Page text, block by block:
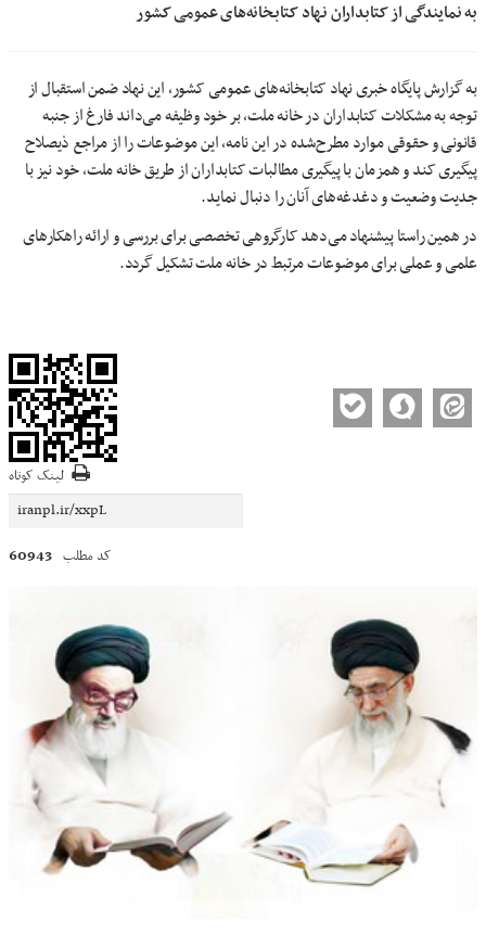
به نمایندگی از کتابداران نهاد کتابخانه‌های عمومی کشور
به گزارش پایگاه خبری نهاد کتابخانه‌های عمومی کشور، این نهاد ضمن استقبال از
توجه به مشکلات کتابداران در خانه ملت، بر خود وظیفه می‌داند فارغ از جنبه
قانونی و حقوقی موارد مطرح‌شده در این نامه، این موضوعات را از مراجع ذیصلاح
پیگیری کند و همزمان با پیگیری مطالبات کتابداران از طریق خانه ملت، خود نیز با
جدیت وضعیت و دغدغه‌های آنان را دنبال نماید.
در همین راستا پیشنهاد می‌دهد کارگروهی تخصصی برای بررسی و ارائه راهکارهای
علمی و عملی برای موضوعات مرتبط در خانه ملت تشکیل گردد.
لینک کوتاه
کد مطلب 60943